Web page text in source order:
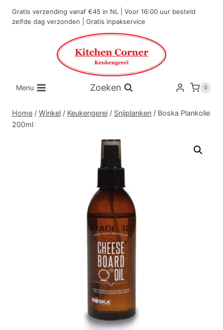
naar
Gratis verzending vanaf €45 in NL | Voor 16:00 uur besteld
zelfde dag verzonden | Gratis inpakservice
Menu Zoeken 0
Home / Winkel / Keukengerei / Snijplanken / Boska Plankolie
200ml